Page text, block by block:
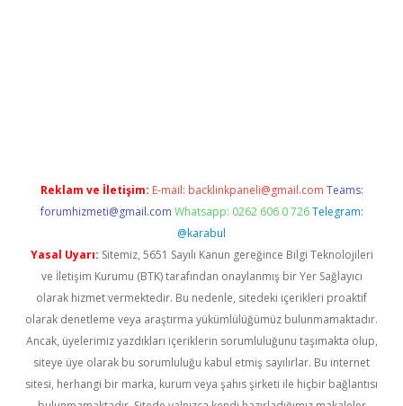
Reklam ve İletişim: E-mail: backlinkpaneli@gmail.com Teams:
forumhizmeti@gmail.com Whatsapp: 0262 606 0 726 Telegram:
@karabul
Yasal Uyarı: Sitemiz, 5651 Sayılı Kanun gereğince Bilgi Teknolojileri
ve İletişim Kurumu (BTK) tarafından onaylanmış bir Yer Sağlayıcı
olarak hizmet vermektedir. Bu nedenle, sitedeki içerikleri proaktif
olarak denetleme veya araştırma yükümlülüğümüz bulunmamaktadır.
Ancak, üyelerimiz yazdıkları içeriklerin sorumluluğunu taşımakta olup,
siteye üye olarak bu sorumluluğu kabul etmiş sayılırlar. Bu internet
sitesi, herhangi bir marka, kurum veya şahıs şirketi ile hiçbir bağlantısı